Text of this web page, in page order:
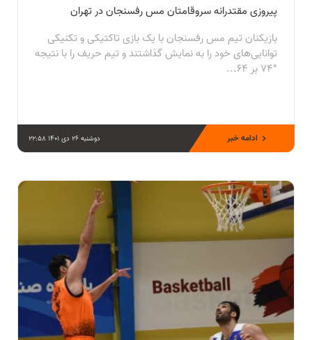
پیروزی مقتدرانه سروقامتان مس رفسنجان در تهران
بازیکنان تیم مس رفسنجان با یک بازی تاکتیکی و تکنیکی
توانایی‌های خود را به نمایش گذاشتند و تیم حریف را با نتیجه
*۷۴ بر ۶۴...
دوشنبه 26 دی 1401 22:58 ادامه خبر